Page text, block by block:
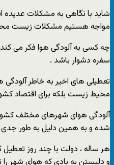
شاید با نگاهی به مشکلات عدیده
مواجه هستیم مشکلات زیست
چه کسی به آلودگی هوا فکر می
سفره دشوار باشد .
تعطیلی های اخیر به خاطر
محیط زیست بلکه برای اقتصاد
آلودگی هوای شهرهای مختلف
شده و به همین دلیل به طور جدی
هر ساله ، دولت با چند روز تعطیل
و دلبستن به بادی که هوای شهر را